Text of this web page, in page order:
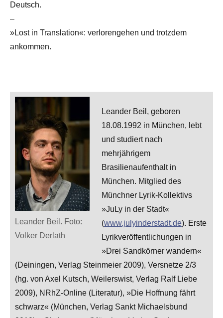
Deutsch.
–
»Lost in Translation«: verlorengehen und trotzdem
ankommen.
Leander Beil. Foto:
Volker Derlath
Leander Beil, geboren
18.08.1992 in München, lebt
und studiert nach
mehrjährigem
Brasilienaufenthalt in
München. Mitglied des
Münchner Lyrik-Kollektivs
»JuLy in der Stadt«
(www.julyinderstadt.de). Erste
Lyrikveröffentlichungen in
»Drei Sandkörner wandern«
(Deiningen, Verlag Steinmeier 2009), Versnetze 2/3
(hg. von Axel Kutsch, Weilerswist, Verlag Ralf Liebe
2009), NRhZ-Online (Literatur), »Die Hoffnung fährt
schwarz« (München, Verlag Sankt Michaelsbund